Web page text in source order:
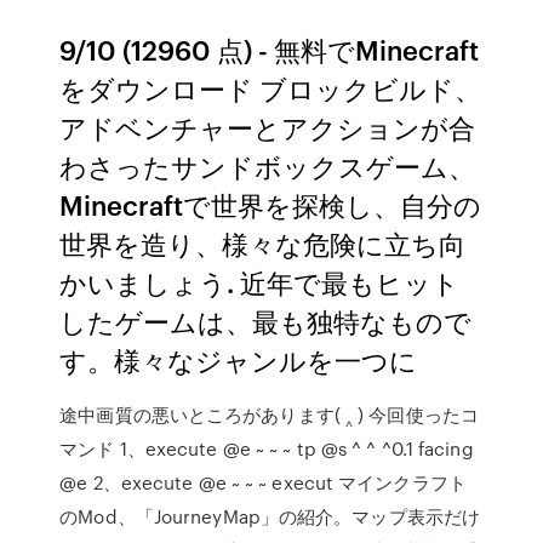
9/10 (12960 点) - 無料でMinecraft
をダウンロード ブロックビルド、
アドベンチャーとアクションが合
わさったサンドボックスゲーム、
Minecraftで世界を探検し、自分の
世界を造り、様々な危険に立ち向
かいましょう. 近年で最もヒット
したゲームは、最も独特なもので
す。様々なジャンルを一つに
途中画質の悪いところがあります( ‸ ) 今回使ったコ
マンド 1、execute @e ~ ~ ~ tp @s ^ ^ ^0.1 facing
@e 2、execute @e ~ ~ ~ execut マインクラフト
のMod、「JourneyMap」の紹介。マップ表示だけ